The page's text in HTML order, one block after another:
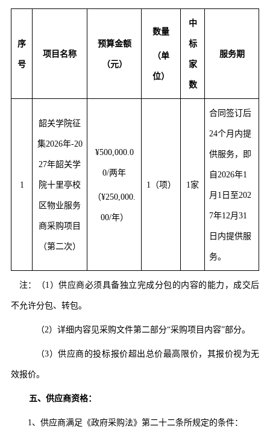
序
号
项目名称
预算金额
（元）
数量
（单
位）
中
标
家
数
服务期
1
韶关学院征
集2026年-20
27年韶关学
院十里亭校
区物业服务
商采购项目
（第二次）
¥500,000.0
0/两年
（¥250,000.
00/年）
1（项） 1 家
合同签订后
24个月内提
供服务，即
自2026年1
月1日至202
7年12月31
日内提供服
务。
注：（1）供应商必须具备独立完成分包的内容的能力，成交后
不允许分包、转包。
（2）详细内容见采购文件第二部分“采购项目内容”部分。
（3）供应商的投标报价超出总价最高限价，其报价视为无
效报价。
五、供应商资格：
1、供应商满足《政府采购法》第二十二条所规定的条件：